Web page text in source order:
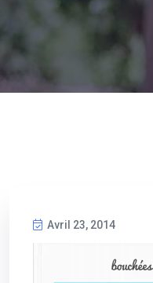
Avril 23, 2014